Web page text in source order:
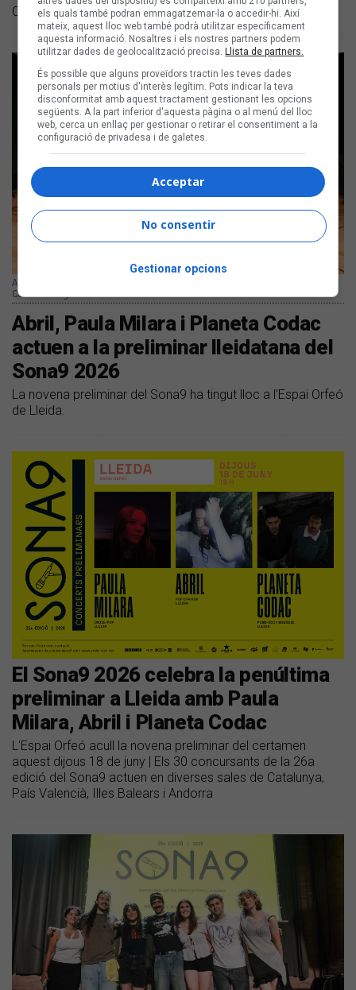
Catalunya, País Valencià, Andorra i Illes Balears
Abril, Paula Milara, Planeta Codac a la novena preliminar del Sona9 2026 |
Carles Rodríguez
Abril, Paula Milara i Planeta Codac
actuen a la preliminar lleidatana del
Sona9 2026
La novena preliminar del Sona9 ha tingut lloc a l'Espai Orfeó
de Lleida.
El Sona9 2026 celebra la penúltima
preliminar a Lleida amb Paula
Milara, Abril i Planeta Codac
L'Espai Orfeó acull la novena preliminar del certamen
aquest dijous 18 de juny | Els 30 concursants de la 26a
edició del Sona9 actuen en diverses sales de Catalunya,
País Valencià, Illes Balears i Andorra
els quals també podran emmagatzemar-la o accedir-hi. Així
mateix, aquest lloc web també podrà utilitzar específicament
aquesta informació. Nosaltres i els nostres partners podem
utilitzar dades de geolocalització precisa. Llista de partners.
És possible que alguns proveïdors tractin les teves dades
personals per motius d'interès legítim. Pots indicar la teva
disconformitat amb aquest tractament gestionant les opcions
següents. A la part inferior d'aquesta pàgina o al menú del lloc
web, cerca un enllaç per gestionar o retirar el consentiment a la
configuració de privadesa i de galetes.
Acceptar
No consentir
Gestionar opcions